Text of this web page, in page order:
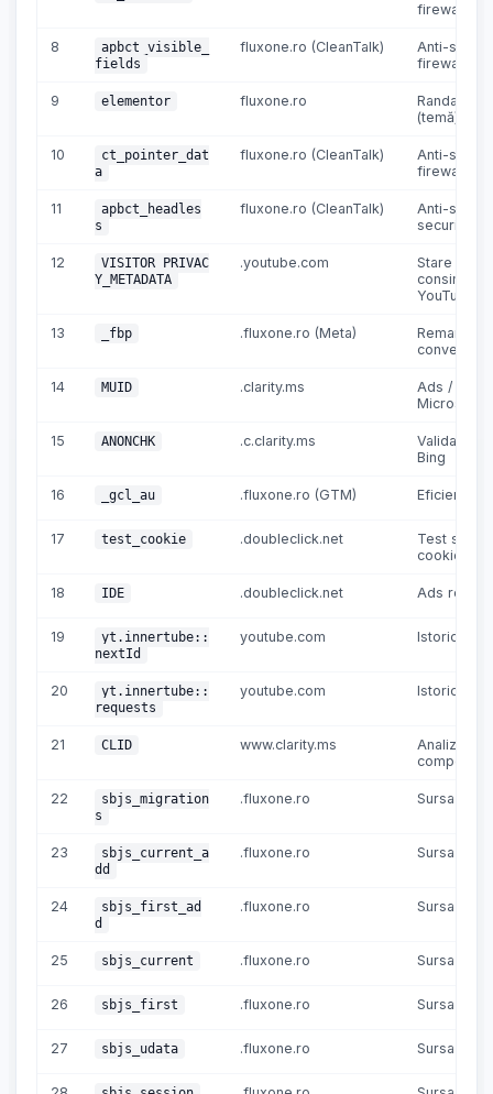
firewall
8
apbct_visible_
fields
fluxone.ro (CleanTalk)
Anti-spam
firewall
9 elementor fluxone.ro
Randare
(temă)
10
ct_pointer_dat
a
fluxone.ro (CleanTalk)
Anti-spam
firewall
11
apbct_headles
s
fluxone.ro (CleanTalk)
Anti-spam
securitate
12
VISITOR_PRIVAC
Y_METADATA
.youtube.com
Stare
YouTube
13 _fbp .fluxone.ro (Meta)
conversii
14 MUID .clarity.ms
Ads /
Microsoft
15 ANONCHK .c.clarity.ms
Validare
Bing
16 _gcl_au .fluxone.ro (GTM) Eficiență
17 test_cookie .doubleclick.net
Test suport
cookie
18 IDE .doubleclick.net Ads
19
yt.innertube::
nextId
youtube.com Istoric
20
yt.innertube::
requests
youtube.com Istoric
21 CLID www.clarity.ms
Analiză
22
sbjs_migration
s
.fluxone.ro Sursa
23
sbjs_current_a
dd
.fluxone.ro Sursa
24
sbjs_first_ad
d
.fluxone.ro Sursa
25 sbjs_current .fluxone.ro Sursa
26 sbjs_first .fluxone.ro Sursa
27 sbjs_udata .fluxone.ro Sursa